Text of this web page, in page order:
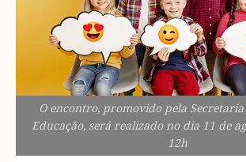
O encontro, promovido pela
Educação, será realizado no dia 11 de
12h